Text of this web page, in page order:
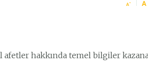
hakkında temel bilgiler